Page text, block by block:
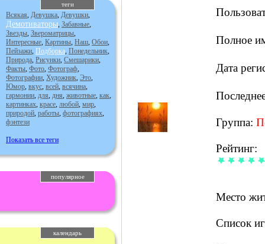
теги
Всякая, Девушка, Девушки,
Демотиваторы, Забавные,
Звезды, Звероматрицы,
Интересные, Картины, Наш, Обои,
Пейзажи, Подборка, Понедельник,
Природа, Рисунки, Смешарики,
Факты, Фото, Фотограф,
Фотографии, Художник, Это,
Юмор, вкус, всей, всячина,
гармонии, для, дня, животные, как,
картинках, красе, любой, мир,
природой, работы, фотографиях,
фэнтези
Показать все теги
популярное
календарь
Полное
Дата
Группа:
Рейтинг:
Место
Список